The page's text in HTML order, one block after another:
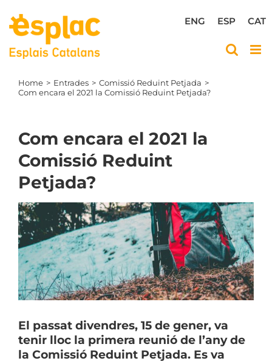
content
CAT
ESP
ENG
Home Entrades
Comissió Reduint Petjada
Com encara el 2021 la Comissió Reduint Petjada?
Com encara el 2021 la
Comissió Reduint
Petjada?
View
Larger
Image
El passat divendres, 15 de gener, va
tenir lloc la primera reunió de l’any de
la Comissió Reduint Petjada. Es va